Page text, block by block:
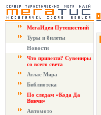
МегаИдеи Путешествий
Туры и билеты
Новости
Что привезти? Сувениры
со всего света
Атлас Мира
Библиотека
По следам «Кода Да
Винчи»
Автомото